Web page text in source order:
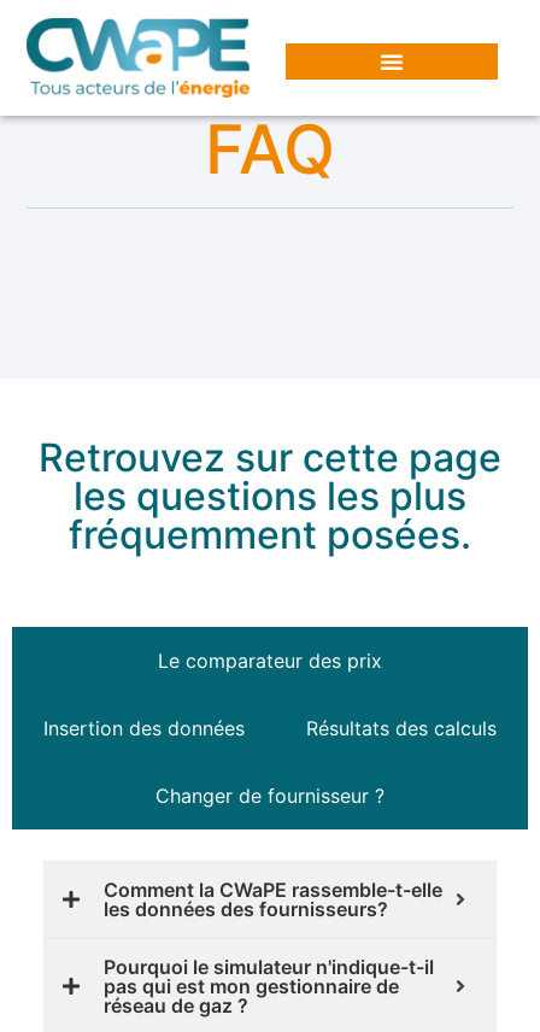
FAQ
Retrouvez sur cette page
les questions les plus
fréquemment posées.
Le comparateur des prix
Insertion des données Résultats des calculs
Changer de fournisseur ?
Comment la CWaPE rassemble-t-elle
les données des fournisseurs?
Pourquoi le simulateur n'indique-t-il
pas qui est mon gestionnaire de
réseau de gaz ?
Panneau de gestion des cookies